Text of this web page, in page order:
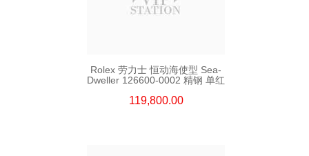
Rolex 劳力士 恒动海使型 Sea-
Dweller 126600-0002 精钢 单红
119,800.00